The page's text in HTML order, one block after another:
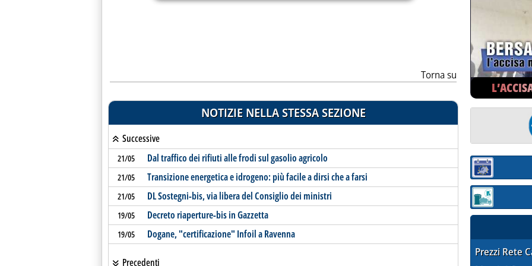
Torna su
NOTIZIE NELLA STESSA SEZIONE
Successive
21/05 Dal traffico dei rifiuti alle frodi sul gasolio agricolo
21/05 Transizione energetica e idrogeno: più facile a dirsi che a farsi
21/05 DL Sostegni-bis, via libera del Consiglio dei ministri
19/05 Decreto riaperture-bis in Gazzetta
19/05 Dogane, "certificazione" Infoil a Ravenna
Precedenti
Sezione:
Sezione:
Prezzi Rete